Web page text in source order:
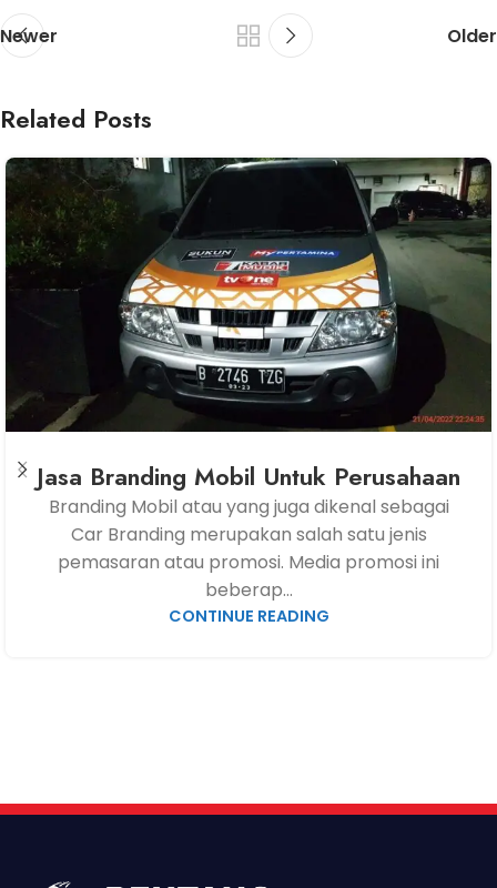
Newer Older
Related Posts
Jasa Branding Mobil Untuk Perusahaan
Branding Mobil atau yang juga dikenal sebagai
Car Branding merupakan salah satu jenis
pemasaran atau promosi. Media promosi ini
beberap...
CONTINUE READING